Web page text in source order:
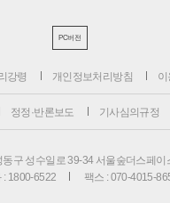
PC버전
강령 개인정보처리방침 이
정정·반론보도 기사심의규정
구 성수일로 39-34 서울숲더스페이
: 1800-6522
팩스 : 070-4015-